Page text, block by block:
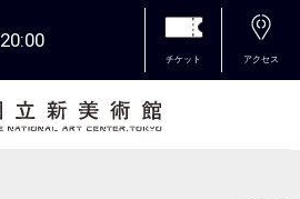
20:00
チケット アクセス